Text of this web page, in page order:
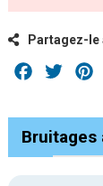
Partagez-le
Facebook
Twitter
Bruitages